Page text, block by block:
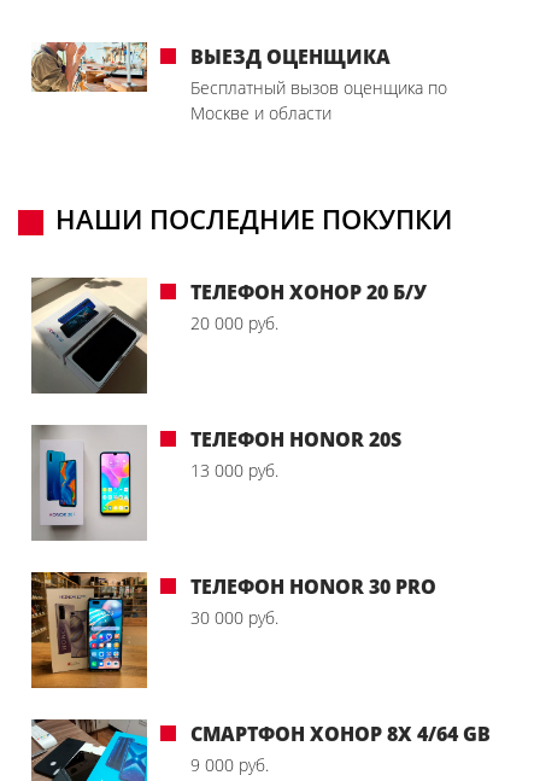
ВЫЕЗД ОЦЕНЩИКА
Бесплатный вызов оценщика по
Москве и области
НАШИ ПОСЛЕДНИЕ ПОКУПКИ
ТЕЛЕФОН ХОНОР 20 Б/У
20 000 руб.
ТЕЛЕФОН HONOR 20S
13 000 руб.
ТЕЛЕФОН HONOR 30 PRO
30 000 руб.
СМАРТФОН ХОНОР 8X 4/64 GB
9 000 руб.